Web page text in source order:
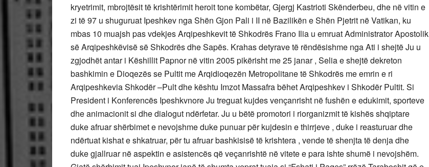
kryetrimit, mbrojtësit të krishtërimit heroit tone kombëtar, Gjergj Kastrioti Skënderbeu, dhe në vitin e
zi të 97 u shuguruat Ipeshkev nga Shën Gjon Pali i II në Bazilikën e Shën Pjetrit në Vatikan, ku
mbas 10 muajsh pas vdekjes Arqipeshkevit të Shkodrës Frano Ilia u emruat Administrator Apostolik
së Arqipeshkëvisë së Shkodrës dhe Sapës. Krahas detyrave të rëndësishme nga Ati i shejtë Ju u
zgjodhët antar i Këshillit Papnor në vitin 2005 pikërisht me 25 janar , Selia e shejtë dekreton
bashkimin e Dioqezës se Pultit me Arqidioqezën Metropolitane të Shkodrës me emrin e ri
Arqipeshkevia Shkodër –Pult dhe kështu Imzot Massafra bëhet Arqipeshkev i Shkodër Pultit. Si
President i Konferencës Ipeshkvnore Ju treguat kujdes vençanrisht në fushën e edukimit, sporteve
dhe animacionit si dhe dialogut ndërfetar. Ju u bëtë promotori i riorganizmit të kishës shqiptare
duke afruar shërbimet e nevojshme duke punuar për kujdesin e thirrjeve , duke i reasturuar dhe
ndërtuat kishat e shkatruar, për tu afruar bashkisisë të krishtera , vende të shenjta të denja dhe
duke gjallruar në aspektin e asistencës që veçanrishtë në vitete e para ishte shumë i nevojshëm.